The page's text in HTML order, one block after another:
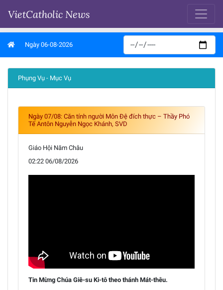
VietCatholic News
Ngày 06-08-2026
Phụng Vụ - Mục Vụ
Ngày 07/08: Căn tính người Môn Đệ đích thực – Thầy Phó
Tế Antôn Nguyễn Ngọc Khánh, SVD
Giáo Hội Năm Châu
02:22 06/08/2026
Tin Mừng Chúa Giê-su Ki-tô theo thánh Mát-thêu.